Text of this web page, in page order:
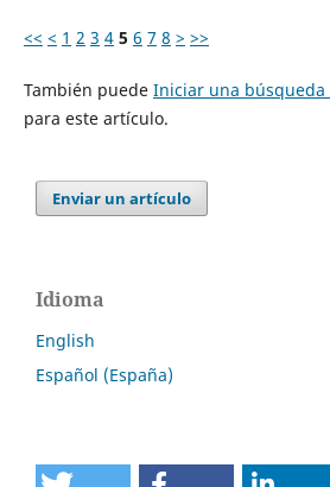
<< < 1 2 3 4 5 6 7 8 > >>
También puede Iniciar una
para este artículo.
Enviar un artículo
Idioma
English
Español (España)